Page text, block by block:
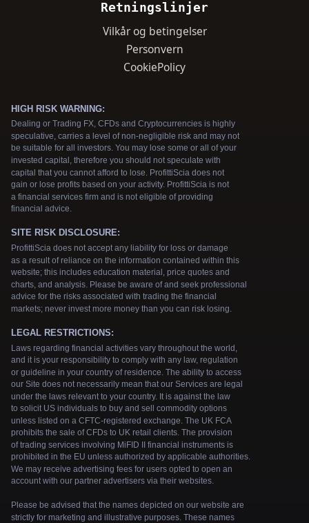
Retningslinjer
Vilkår og betingelser
Personvern
CookiePolicy